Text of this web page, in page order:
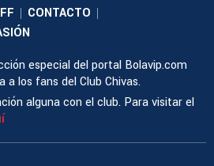
| CONTACTO |
especial del portal Bolavip.com
los fans del Club Chivas.
alguna con el club. Para visitar el